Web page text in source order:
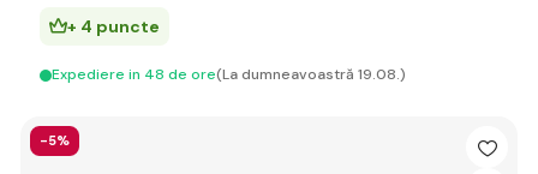
+ 4 puncte
Expediere in 48 de ore(La dumneavoastră 19.08.)
-5%